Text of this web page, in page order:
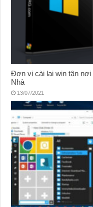
Đơn vị cài lại win tận nơi
Nhà
13/07/2021